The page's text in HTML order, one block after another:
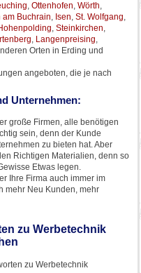
, Ottenhofen, Wörth,
am Buchrain, Isen, St. Wolfgang,
, Steinkirchen,
, Langenpreising,
Orten in Erding und
angeboten, die je nach
Unternehmen:
große Firmen, alle benötigen
sein, denn der Kunde
zu bieten hat. Aber
Richtigen Materialien, denn so
Etwas legen.
Ihre Firma auch immer im
mehr Neu Kunden, mehr
zu Werbetechnik
zu Werbetechnik